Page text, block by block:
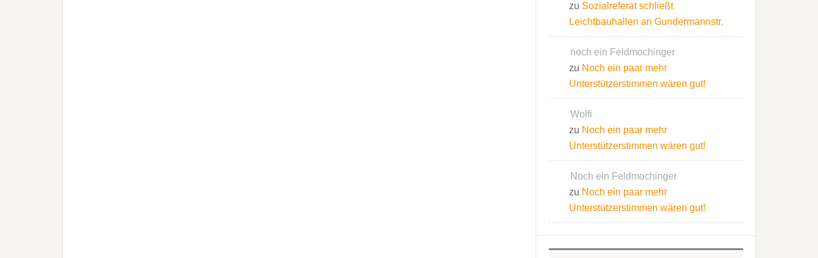
zu Sozialreferat schließt
Leichtbauhallen an Gundermannstr.
noch ein Feldmochinger
zu Noch ein paar mehr
Unterstützerstimmen wären gut!
Wolfi
zu Noch ein paar mehr
Unterstützerstimmen wären gut!
Noch ein Feldmochinger
zu Noch ein paar mehr
Unterstützerstimmen wären gut!